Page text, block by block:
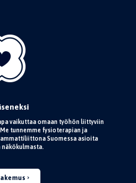
vaikuttaa omaan työhön liittyviin
tunnemme fysioterapian ja
Suomessa asioita